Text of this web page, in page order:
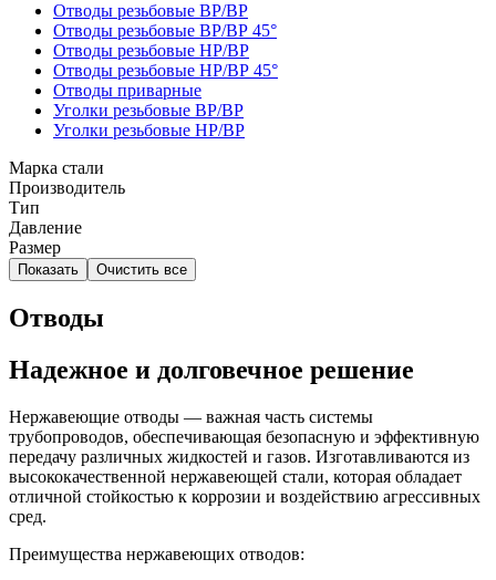
Отводы резьбовые ВР/ВР
Отводы резьбовые ВР/ВР 45°
Отводы резьбовые НР/ВР
Отводы резьбовые НР/ВР 45°
Отводы приварные
Уголки резьбовые ВР/ВР
Уголки резьбовые НР/ВР
Марка стали
Производитель
Тип
Давление
Размер
Показать Очистить все
Отводы
Надежное и долговечное решение
Нержавеющие отводы — важная часть системы
трубопроводов, обеспечивающая безопасную и эффективную
передачу различных жидкостей и газов. Изготавливаются из
высококачественной нержавеющей стали, которая обладает
отличной стойкостью к коррозии и воздействию агрессивных
сред.
Преимущества нержавеющих отводов: